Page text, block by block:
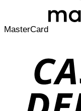
MasterCard